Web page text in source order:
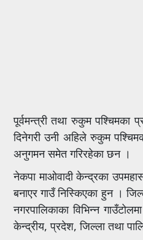
पूर्वमन्त्री तथा रुकुम पश्चिमका
दिनेगरी उनी अहिले रुकुम
अनुगमन समेत गरिरहेका छन ।
नेकपा माओवादी केन्द्रका
बनाएर गाउँ निस्किएका हुन ।
नगरपालिकाका विभिन्न
केन्द्रीय, प्रदेश, जिल्ला तथा